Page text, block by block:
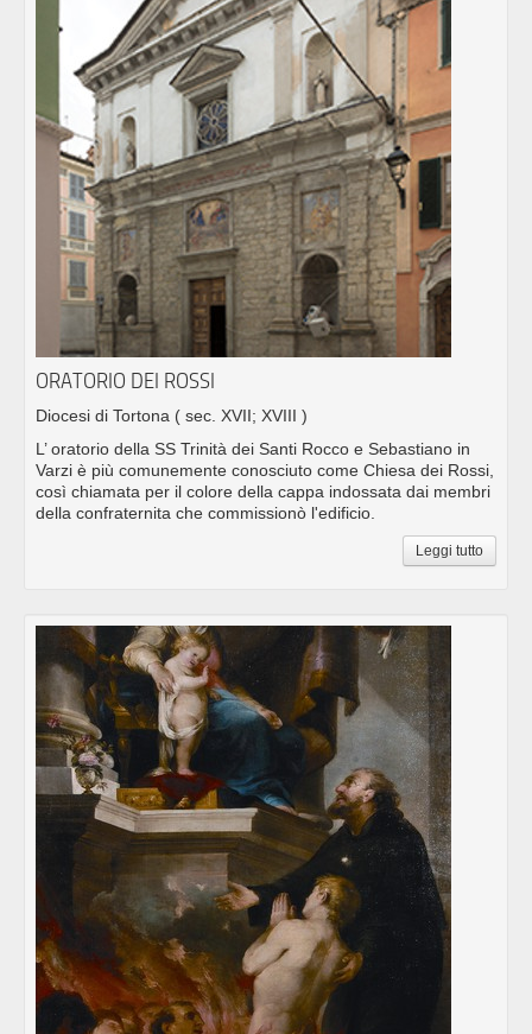
ORATORIO DEI ROSSI
Diocesi di Tortona ( sec. XVII; XVIII )
L’ oratorio della SS Trinità dei Santi Rocco e Sebastiano in
Varzi è più comunemente conosciuto come Chiesa dei Rossi,
così chiamata per il colore della cappa indossata dai membri
della confraternita che commissionò l'edificio.
Leggi tutto